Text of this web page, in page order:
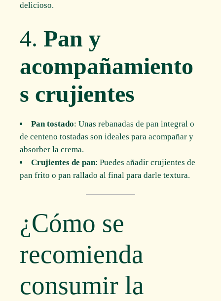
delicioso.
4.Pan y
acompañamiento
s crujientes
Pan tostado: Unas rebanadas de pan integral o
de centeno tostadas son ideales para acompañar y
absorber la crema.
Crujientes de pan: Puedes añadir crujientes de
pan frito o pan rallado al final para darle textura.
¿Cómo se
recomienda
consumir la